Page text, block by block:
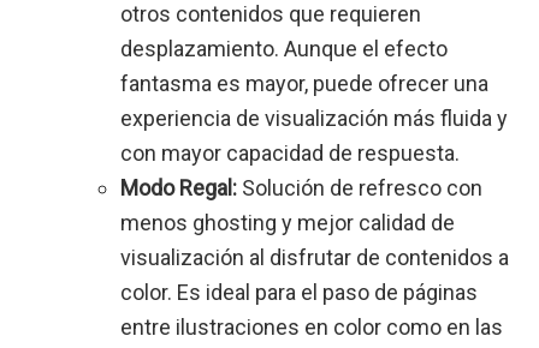
otros contenidos que requieren
desplazamiento. Aunque el efecto
fantasma es mayor, puede ofrecer una
experiencia de visualización más fluida y
con mayor capacidad de respuesta.
Modo Regal: Solución de refresco con
menos ghosting y mejor calidad de
visualización al disfrutar de contenidos a
color. Es ideal para el paso de páginas
entre ilustraciones en color como en las